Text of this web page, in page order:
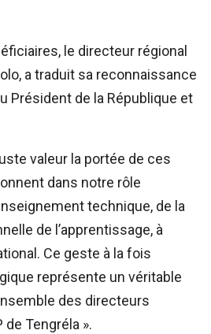
le directeur régional
a traduit sa reconnaissance
Président de la République et
valeur la portée de ces
dans notre rôle
technique, de la
de l’apprentissage, à
Ce geste à la fois
représente un véritable
des directeurs
de Tengréla ».